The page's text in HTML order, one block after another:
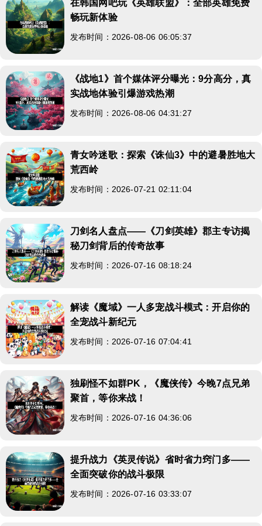
在韩国网吧玩《英雄联盟》：全部英雄免费
畅玩新体验
发布时间：2026-08-06 06:05:37
《战地1》首个媒体评分曝光：9分高分，真
实战地体验引爆游戏热潮
发布时间：2026-08-06 04:31:27
青女吟迷歌：探索《诛仙3》中的避暑胜地大
荒西岭
发布时间：2026-07-21 02:11:04
刀剑名人盘点——《刀剑英雄》郡主专访揭
秘刀剑背后的传奇故事
发布时间：2026-07-16 08:18:24
解读《魔域》一人多宠战斗模式：开启你的
全宠战斗新纪元
发布时间：2026-07-16 07:04:41
独刷怪不如群PK，《魔侠传》今晚7点兄弟
聚首，等你来战！
发布时间：2026-07-16 04:36:06
提升战力《英灵传说》省时省力窍门多——
全面突破你的战斗极限
发布时间：2026-07-16 03:33:07